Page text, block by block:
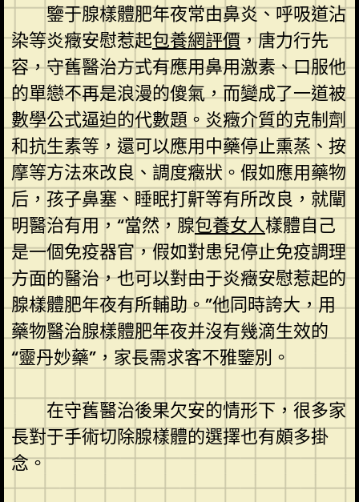
鑒于腺樣體肥年夜常由鼻炎、呼吸道沾
染等炎癥安慰惹起包養網評價，唐力行先
容，守舊醫治方式有應用鼻用激素、口服他
的單戀不再是浪漫的傻氣，而變成了一道被
數學公式逼迫的代數題。炎癥介質的克制劑
和抗生素等，還可以應用中藥停止熏蒸、按
摩等方法來改良、調度癥狀。假如應用藥物
后，孩子鼻塞、睡眠打鼾等有所改良，就闡
明醫治有用，“當然，腺包養女人樣體自己
是一個免疫器官，假如對患兒停止免疫調理
方面的醫治，也可以對由于炎癥安慰惹起的
腺樣體肥年夜有所輔助。”他同時誇大，用
藥物醫治腺樣體肥年夜并沒有幾滴生效的
“靈丹妙藥”，家長需求客不雅鑒別。
在守舊醫治後果欠安的情形下，很多家
長對于手術切除腺樣體的選擇也有頗多掛
念。